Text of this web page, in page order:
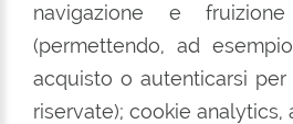
navigazione e
(permettendo, ad
acquisto o autenticarsi
riservate); cookie analytics,